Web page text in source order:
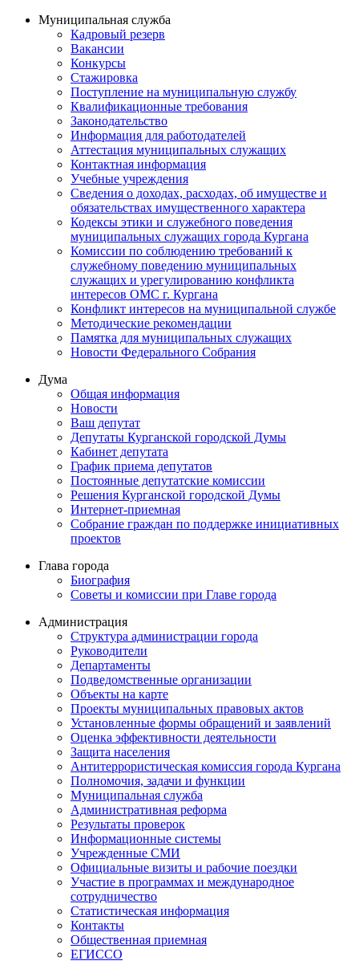
Муниципальная служба
Кадровый резерв
Вакансии
Конкурсы
Стажировка
Поступление на муниципальную службу
Квалификационные требования
Законодательство
Информация для работодателей
Аттестация муниципальных служащих
Контактная информация
Учебные учреждения
Сведения о доходах, расходах, об имуществе и
обязательствах имущественного характера
Кодексы этики и служебного поведения
муниципальных служащих города Кургана
Комиссии по соблюдению требований к
служебному поведению муниципальных
служащих и урегулированию конфликта
интересов ОМС г. Кургана
Конфликт интересов на муниципальной службе
Методические рекомендации
Памятка для муниципальных служащих
Новости Федерального Cобрания
Дума
Общая информация
Новости
Ваш депутат
Депутаты Курганской городской Думы
Кабинет депутата
График приема депутатов
Постоянные депутатские комиссии
Решения Курганской городской Думы
Интернет-приемная
Собрание граждан по поддержке инициативных
проектов
Глава города
Биография
Советы и комиссии при Главе города
Администрация
Структура администрации города
Руководители
Департаменты
Подведомственные организации
Объекты на карте
Проекты муниципальных правовых актов
Установленные формы обращений и заявлений
Оценка эффективности деятельности
Защита населения
Антитеррористическая комиссия города Кургана
Полномочия, задачи и функции
Муниципальная служба
Административная реформа
Результаты проверок
Информационные системы
Учрежденные СМИ
Официальные визиты и рабочие поездки
Участие в программах и международное
сотрудничество
Статистическая информация
Контакты
Общественная приемная
ЕГИССО